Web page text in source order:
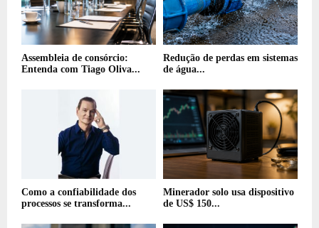
Assembleia de consórcio:
Entenda com Tiago Oliva...
Redução de perdas em sistemas
de água...
Como a confiabilidade dos
processos se transforma...
Minerador solo usa dispositivo
de US$ 150...